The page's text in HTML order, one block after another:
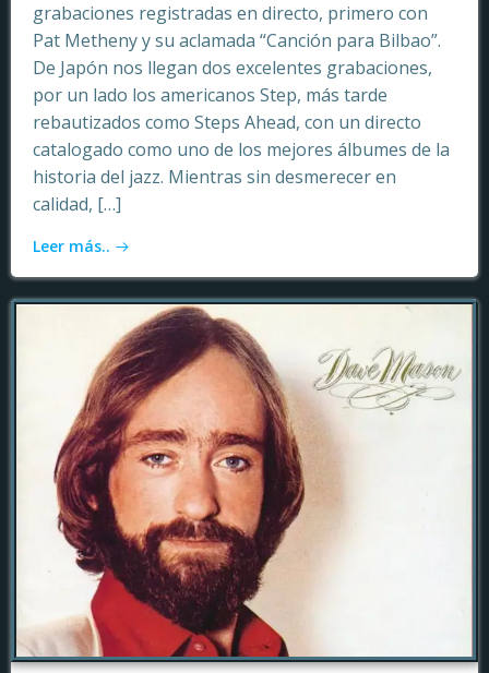
grabaciones registradas en directo, primero con
Pat Metheny y su aclamada “Canción para Bilbao”.
De Japón nos llegan dos excelentes grabaciones,
por un lado los americanos Step, más tarde
rebautizados como Steps Ahead, con un directo
catalogado como uno de los mejores álbumes de la
historia del jazz. Mientras sin desmerecer en
calidad, […]
Leer más..